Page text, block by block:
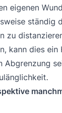
eigenen
ständig
zu
kann dies
Abgrenzung